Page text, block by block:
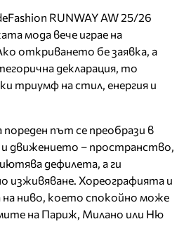
RUNWAY AW 25/26
мода вече играе на
откриването бе заявка, а
декларация, то
триумф на стил, енергия и
път се преобрази в
движението – пространство,
дефилета, а ги
изживяване. Хореографията и
на ниво, което спокойно може
на Париж, Милано или Ню